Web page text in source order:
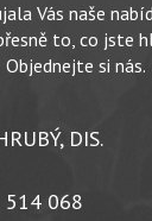
Vás naše
to, co jste
Objednejte si nás.
DIS.
068